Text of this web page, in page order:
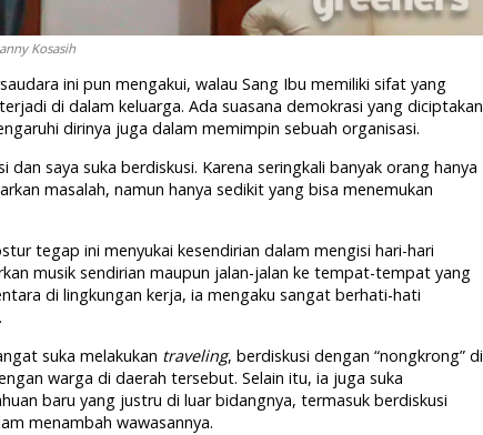
Kosasih
ini pun mengakui, walau Sang Ibu memiliki sifat yang
di dalam keluarga. Ada suasana demokrasi yang diciptakan
dirinya juga dalam memimpin sebuah organisasi.
dan saya suka berdiskusi. Karena seringkali banyak orang hanya
masalah, namun hanya sedikit yang bisa menemukan
tegap ini menyukai kesendirian dalam mengisi hari-hari
musik sendirian maupun jalan-jalan ke tempat-tempat yang
di lingkungan kerja, ia mengaku sangat berhati-hati
suka melakukan traveling, berdiskusi dengan “nongkrong” di
warga di daerah tersebut. Selain itu, ia juga suka
baru yang justru di luar bidangnya, termasuk berdiskusi
menambah wawasannya.